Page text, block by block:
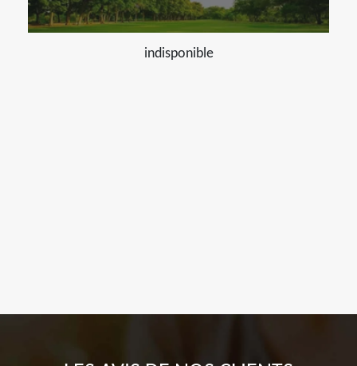
indisponible